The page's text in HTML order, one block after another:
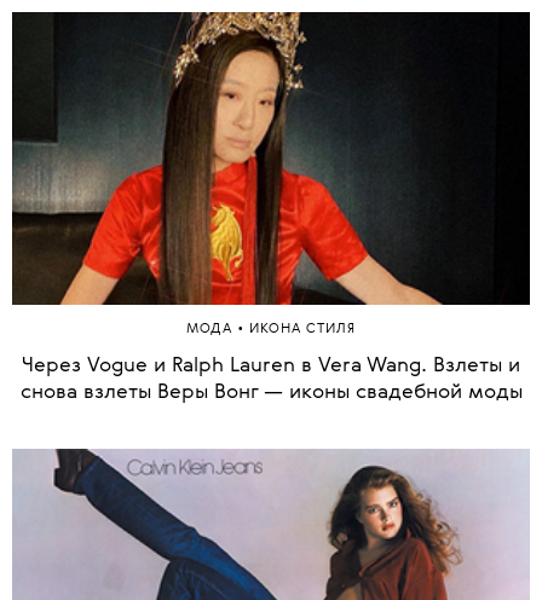
МОДА • ИКОНА СТИЛЯ
Через Vogue и Ralph Lauren в Vera Wang. Взлеты и
снова взлеты Веры Вонг — иконы свадебной моды